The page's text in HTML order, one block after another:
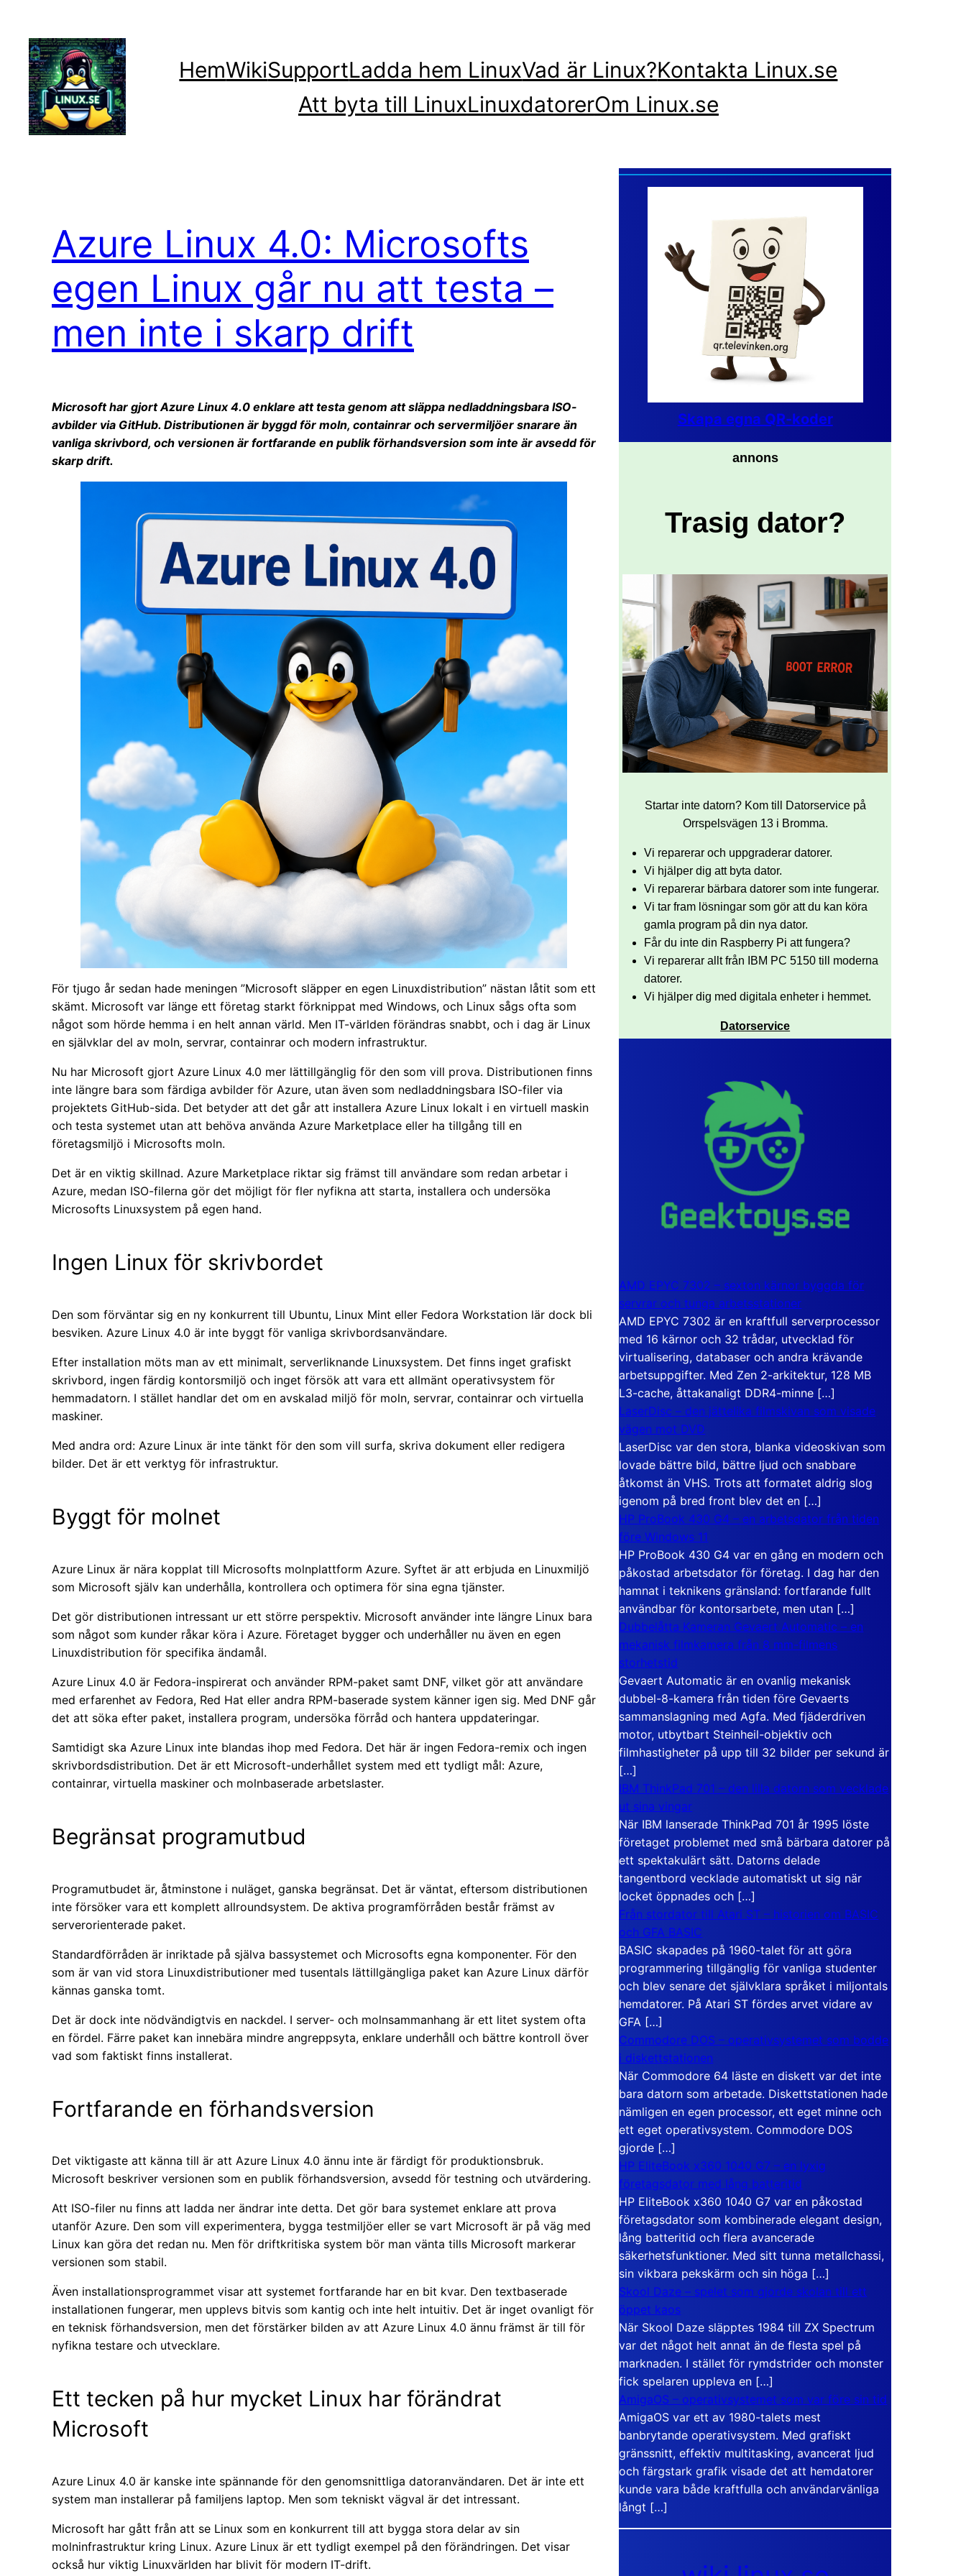
innehåll
HemWikiSupportLadda hem LinuxVad är Linux?Kontakta Linux.se
Att byta till LinuxLinuxdatorerOm Linux.se
Azure Linux 4.0: Microsofts
egen Linux går nu att testa –
men inte i skarp drift
Microsoft har gjort Azure Linux 4.0 enklare att testa genom att släppa nedladdningsbara ISO-
avbilder via GitHub. Distributionen är byggd för moln, containrar och servermiljöer snarare än
vanliga skrivbord, och versionen är fortfarande en publik förhandsversion som inte är avsedd för
skarp drift.
För tjugo år sedan hade meningen ”Microsoft släpper en egen Linuxdistribution” nästan låtit som ett
skämt. Microsoft var länge ett företag starkt förknippat med Windows, och Linux sågs ofta som
något som hörde hemma i en helt annan värld. Men IT-världen förändras snabbt, och i dag är Linux
en självklar del av moln, servrar, containrar och modern infrastruktur.
Nu har Microsoft gjort Azure Linux 4.0 mer lättillgänglig för den som vill prova. Distributionen finns
inte längre bara som färdiga avbilder för Azure, utan även som nedladdningsbara ISO-filer via
projektets GitHub-sida. Det betyder att det går att installera Azure Linux lokalt i en virtuell maskin
och testa systemet utan att behöva använda Azure Marketplace eller ha tillgång till en
företagsmiljö i Microsofts moln.
Det är en viktig skillnad. Azure Marketplace riktar sig främst till användare som redan arbetar i
Azure, medan ISO-filerna gör det möjligt för fler nyfikna att starta, installera och undersöka
Microsofts Linuxsystem på egen hand.
Ingen Linux för skrivbordet
Den som förväntar sig en ny konkurrent till Ubuntu, Linux Mint eller Fedora Workstation lär dock bli
besviken. Azure Linux 4.0 är inte byggt för vanliga skrivbordsanvändare.
Efter installation möts man av ett minimalt, serverliknande Linuxsystem. Det finns inget grafiskt
skrivbord, ingen färdig kontorsmiljö och inget försök att vara ett allmänt operativsystem för
hemmadatorn. I stället handlar det om en avskalad miljö för moln, servrar, containrar och virtuella
maskiner.
Med andra ord: Azure Linux är inte tänkt för den som vill surfa, skriva dokument eller redigera
bilder. Det är ett verktyg för infrastruktur.
Byggt för molnet
Azure Linux är nära kopplat till Microsofts molnplattform Azure. Syftet är att erbjuda en Linuxmiljö
som Microsoft själv kan underhålla, kontrollera och optimera för sina egna tjänster.
Det gör distributionen intressant ur ett större perspektiv. Microsoft använder inte längre Linux bara
som något som kunder råkar köra i Azure. Företaget bygger och underhåller nu även en egen
Linuxdistribution för specifika ändamål.
Azure Linux 4.0 är Fedora-inspirerat och använder RPM-paket samt DNF, vilket gör att användare
med erfarenhet av Fedora, Red Hat eller andra RPM-baserade system känner igen sig. Med DNF går
det att söka efter paket, installera program, undersöka förråd och hantera uppdateringar.
Samtidigt ska Azure Linux inte blandas ihop med Fedora. Det här är ingen Fedora-remix och ingen
skrivbordsdistribution. Det är ett Microsoft-underhållet system med ett tydligt mål: Azure,
containrar, virtuella maskiner och molnbaserade arbetslaster.
Begränsat programutbud
Programutbudet är, åtminstone i nuläget, ganska begränsat. Det är väntat, eftersom distributionen
inte försöker vara ett komplett allroundsystem. De aktiva programförråden består främst av
serverorienterade paket.
Standardförråden är inriktade på själva bassystemet och Microsofts egna komponenter. För den
som är van vid stora Linuxdistributioner med tusentals lättillgängliga paket kan Azure Linux därför
kännas ganska tomt.
Det är dock inte nödvändigtvis en nackdel. I server- och molnsammanhang är ett litet system ofta
en fördel. Färre paket kan innebära mindre angreppsyta, enklare underhåll och bättre kontroll över
vad som faktiskt finns installerat.
Fortfarande en förhandsversion
Det viktigaste att känna till är att Azure Linux 4.0 ännu inte är färdigt för produktionsbruk.
Microsoft beskriver versionen som en publik förhandsversion, avsedd för testning och utvärdering.
Att ISO-filer nu finns att ladda ner ändrar inte detta. Det gör bara systemet enklare att prova
utanför Azure. Den som vill experimentera, bygga testmiljöer eller se vart Microsoft är på väg med
Linux kan göra det redan nu. Men för driftkritiska system bör man vänta tills Microsoft markerar
versionen som stabil.
Även installationsprogrammet visar att systemet fortfarande har en bit kvar. Den textbaserade
installationen fungerar, men upplevs bitvis som kantig och inte helt intuitiv. Det är inget ovanligt för
en teknisk förhandsversion, men det förstärker bilden av att Azure Linux 4.0 ännu främst är till för
nyfikna testare och utvecklare.
Ett tecken på hur mycket Linux har förändrat
Microsoft
Azure Linux 4.0 är kanske inte spännande för den genomsnittliga datoranvändaren. Det är inte ett
system man installerar på familjens laptop. Men som tekniskt vägval är det intressant.
Microsoft har gått från att se Linux som en konkurrent till att bygga stora delar av sin
molninfrastruktur kring Linux. Azure Linux är ett tydligt exempel på den förändringen. Det visar
också hur viktig Linuxvärlden har blivit för modern IT-drift.
Skapa egna QR-koder
annons
Trasig dator?
Startar inte datorn? Kom till Datorservice på
Orrspelsvägen 13 i Bromma.
Vi reparerar och uppgraderar datorer.
Vi hjälper dig att byta dator.
Vi reparerar bärbara datorer som inte fungerar.
Vi tar fram lösningar som gör att du kan köra
gamla program på din nya dator.
Får du inte din Raspberry Pi att fungera?
Vi reparerar allt från IBM PC 5150 till moderna
datorer.
Vi hjälper dig med digitala enheter i hemmet.
Datorservice
AMD EPYC 7302 – sexton kärnor byggda för
servrar och tunga arbetsstationer
AMD EPYC 7302 är en kraftfull serverprocessor
med 16 kärnor och 32 trådar, utvecklad för
virtualisering, databaser och andra krävande
arbetsuppgifter. Med Zen 2-arkitektur, 128 MB
L3-cache, åttakanaligt DDR4-minne […]
LaserDisc – den jättelika filmskivan som visade
vägen mot DVD
LaserDisc var den stora, blanka videoskivan som
lovade bättre bild, bättre ljud och snabbare
åtkomst än VHS. Trots att formatet aldrig slog
igenom på bred front blev det en […]
HP ProBook 430 G4 – en arbetsdator från tiden
före Windows 11
HP ProBook 430 G4 var en gång en modern och
påkostad arbetsdator för företag. I dag har den
hamnat i teknikens gränsland: fortfarande fullt
användbar för kontorsarbete, men utan […]
Dubbelåtta Kameran Gevaert Automatic – en
mekanisk filmkamera från 8 mm-filmens
storhetstid
Gevaert Automatic är en ovanlig mekanisk
dubbel-8-kamera från tiden före Gevaerts
sammanslagning med Agfa. Med fjäderdriven
motor, utbytbart Steinheil-objektiv och
filmhastigheter på upp till 32 bilder per sekund är
[…]
IBM ThinkPad 701 – den lilla datorn som vecklade
ut sina vingar
När IBM lanserade ThinkPad 701 år 1995 löste
företaget problemet med små bärbara datorer på
ett spektakulärt sätt. Datorns delade
tangentbord vecklade automatiskt ut sig när
locket öppnades och […]
Från stordator till Atari ST – historien om BASIC
och GFA BASIC
BASIC skapades på 1960-talet för att göra
programmering tillgänglig för vanliga studenter
och blev senare det självklara språket i miljontals
hemdatorer. På Atari ST fördes arvet vidare av
GFA […]
Commodore DOS – operativsystemet som bodde
i diskettstationen
När Commodore 64 läste en diskett var det inte
bara datorn som arbetade. Diskettstationen hade
nämligen en egen processor, ett eget minne och
ett eget operativsystem. Commodore DOS
gjorde […]
HP EliteBook x360 1040 G7 – en lyxig
företagsdator med lång batteritid
HP EliteBook x360 1040 G7 var en påkostad
företagsdator som kombinerade elegant design,
lång batteritid och flera avancerade
säkerhetsfunktioner. Med sitt tunna metallchassi,
sin vikbara pekskärm och sin höga […]
Skool Daze – spelet som gjorde skolan till ett
öppet kaos
När Skool Daze släpptes 1984 till ZX Spectrum
var det något helt annat än de flesta spel på
marknaden. I stället för rymdstrider och monster
fick spelaren uppleva en […]
AmigaOS – operativsystemet som var före sin tid
AmigaOS var ett av 1980-talets mest
banbrytande operativsystem. Med grafiskt
gränssnitt, effektiv multitasking, avancerat ljud
och färgstark grafik visade det att hemdatorer
kunde vara både kraftfulla och användarvänliga
långt […]